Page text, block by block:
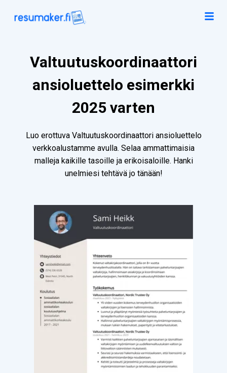
Valtuutuskoordinaattori
ansioluettelo esimerkki
2025 varten
Luo erottuva Valtuutuskoordinaattori ansioluettelo
verkkoalustamme avulla. Selaa ammattimaisia
malleja kaikille tasoille ja erikoisaloille. Hanki
unelmiesi tehtävä jo tänään!